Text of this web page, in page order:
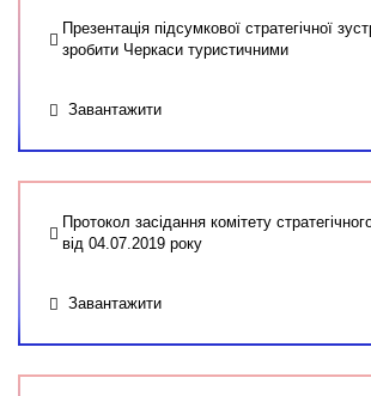
Презентація підсумкової стратегічної
зробити Черкаси туристичними
Завантажити
Протокол засідання комітету
від 04.07.2019 року
Завантажити